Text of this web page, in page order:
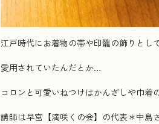
江戸時代にお着物の帯や印籠の飾りとし
愛用されていたんだとか…
コロンと可愛いねつけはかんざしや巾着
講師は早宮【満咲くの会】の代表＊中島